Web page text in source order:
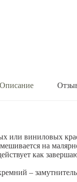
Описание
или виниловых
на
как
–